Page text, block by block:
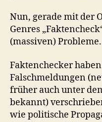
Nun, gerade mit der
Genres
(massiven) Probleme.
Faktenchecker
Falschmeldungen
früher auch unter
bekannt)
wie politische